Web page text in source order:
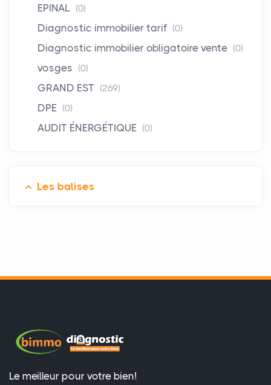
EPINAL (0)
Diagnostic immobilier tarif (0)
Diagnostic immobilier obligatoire vente (0)
vosges (0)
GRAND EST (269)
DPE (0)
AUDIT ÉNERGÉTIQUE (0)
Les balises
Le meilleur pour votre bien!